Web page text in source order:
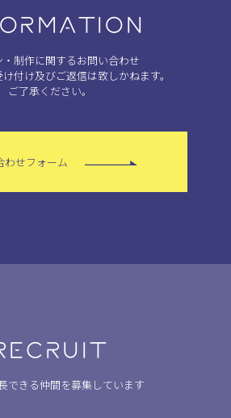
・制作に関するお問い合わせ
付け及びご返信は致しかねます。
ご了承ください。
わせフォーム
できる仲間を募集しています